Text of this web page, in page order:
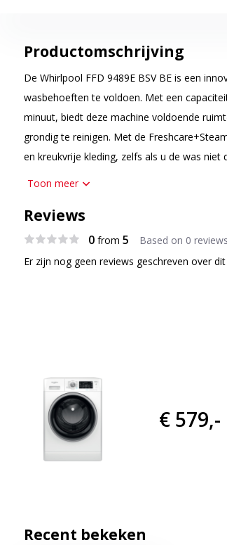
Productomschrijving
De Whirlpool FFD 9489E BSV BE is een
wasbehoeften te voldoen. Met een
minuut, biedt deze machine voldoende
grondig te reinigen. Met de
en kreukvrije kleding, zelfs als u de was
milieu spaart. De 6th Sense technologie
instellingen selecteert op basis van de
nog meer energie en water bespaart.
waardoor u gemoedsrust en gemoedsrust
uitstekende keuze voor iedereen die op
gebruiksvriendelijke wasmachine. Met zijn
Toon meer
Reviews
0from 5 Based on 0 reviews
Er zijn nog geen reviews geschreven over
€ 579,-
Recent bekeken